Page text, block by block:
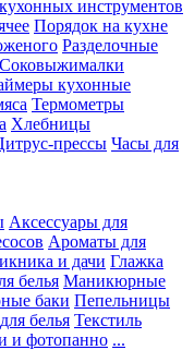
инструментов
Порядок на кухне
Разделочные
Соковыжималки
кухонные
Термометры
Хлебницы
прессы Часы для
Аксессуары для
Ароматы для
и дачи Глажка
белья Маникюрные
баки Пепельницы
белья Текстиль
и фотопанно ...